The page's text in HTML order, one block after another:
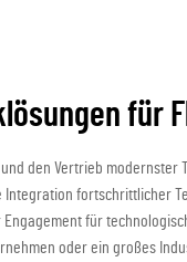
für
den Vertrieb
fortschrittlicher
für
oder ein großes